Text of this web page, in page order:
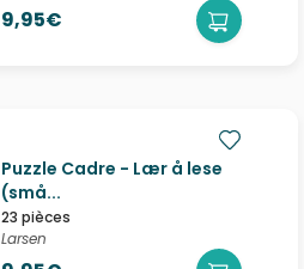
9,95€
Puzzle Cadre - Lær å lese
(små...
23 pièces
Larsen